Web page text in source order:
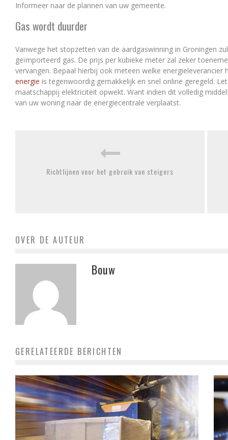
Informeer naar de plannen van uw gemeente.
Gas wordt duurder
Vanwege het stopzetten van de aardgaswinning in Groningen
geïmporteerd gas. De prijs per kubieke meter zal zeker
vervangen. Bepaal hierbij ook meteen welke
energie is tegenwoordig gemakkelijk en snel online geregeld.
maatschappij elektriciteit opwekt. Want indien dit volledig
van uw woning naar de energiecentrale verplaatst.
Richtlijnen voor het gebruik van steigers
OVER DE AUTEUR
Bouw
GERELATEERDE BERICHTEN